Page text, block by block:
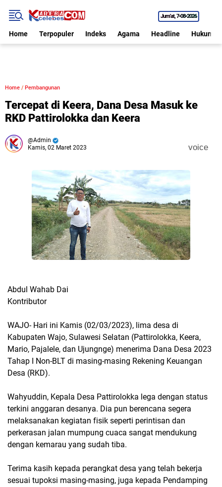
Jum'at 7•08•2026
Home Terpopuler Indeks Agama Headline Hukum
Home / Pembangunan
Tercepat di Keera, Dana Desa Masuk ke
RKD Pattirolokka dan Keera
Admin
Kamis, 02 Maret 2023
voice
Abdul Wahab Dai
Kontributor
WAJO- Hari ini Kamis (02/03/2023), lima desa di
Kabupaten Wajo, Sulawesi Selatan (Pattirolokka, Keera,
Mario, Pajalele, dan Ujungnge) menerima Dana Desa 2023
Tahap I Non-BLT di masing-masing Rekening Keuangan
Desa (RKD).
Wahyuddin, Kepala Desa Pattirolokka lega dengan status
terkini anggaran desanya. Dia pun berencana segera
melaksanakan kegiatan fisik seperti perintisan dan
perkerasan jalan mumpung cuaca sangat mendukung
dengan kemarau yang sudah tiba.
Terima kasih kepada perangkat desa yang telah bekerja
sesuai tupoksi masing-masing, juga kepada Pendamping